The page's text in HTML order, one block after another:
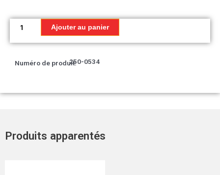
quantité
B
Ajouter au panier
Numéro de produit:250-0534
Produits apparentés